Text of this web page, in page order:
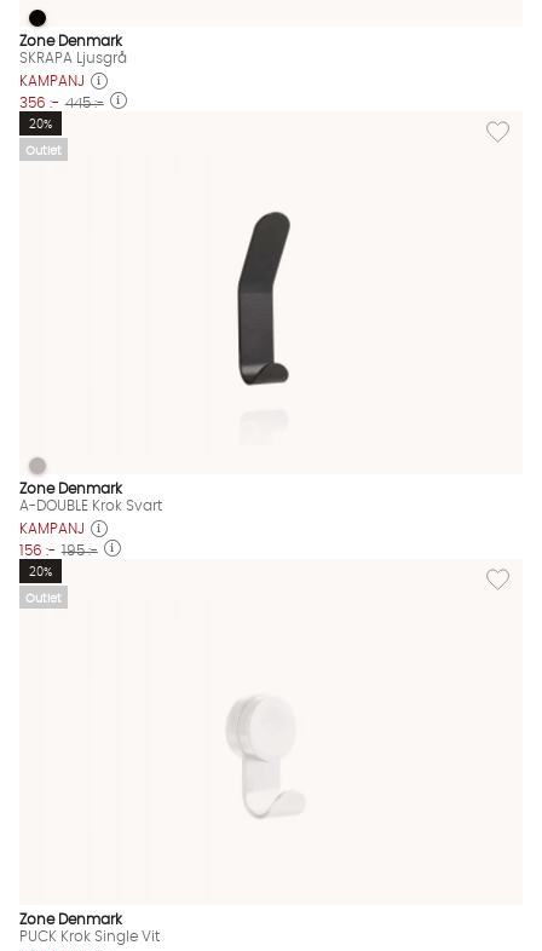
SKRAPA Ljusgrå Finns även i dessa färger:
SKRAPA Ljusgrå
Zone Denmark
SKRAPA Ljusgrå
KAMPANJ
356 :- 445 :-
Outlet
Lägg
20%
A-DOUBLE Krok Svart Finns även i dessa färger:
A-DOUBLE Krok Svart
Zone Denmark
A-DOUBLE Krok Svart
KAMPANJ
156 :- 195 :-
Outlet
Lägg
20%
Zone Denmark
PUCK Krok Single Vit